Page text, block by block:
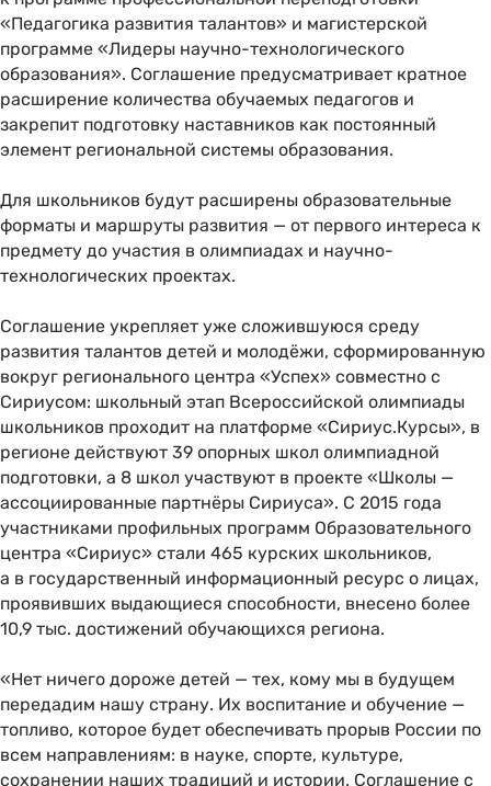
«Педагогика развития талантов» и магистерской
программе «Лидеры научно-технологического
образования». Соглашение предусматривает кратное
расширение количества обучаемых педагогов и
закрепит подготовку наставников как постоянный
элемент региональной системы образования.
Для школьников будут расширены образовательные
форматы и маршруты развития — от первого интереса к
предмету до участия в олимпиадах и научно-
технологических проектах.
Соглашение укрепляет уже сложившуюся среду
развития талантов детей и молодёжи, сформированную
вокруг регионального центра «Успех» совместно с
Сириусом: школьный этап Всероссийской олимпиады
школьников проходит на платформе «Сириус.Курсы», в
регионе действуют 39 опорных школ олимпиадной
подготовки, а 8 школ участвуют в проекте «Школы —
ассоциированные партнёры Сириуса». С 2015 года
участниками профильных программ Образовательного
центра «Сириус» стали 465 курских школьников,
а в государственный информационный ресурс о лицах,
проявивших выдающиеся способности, внесено более
10,9 тыс. достижений обучающихся региона.
«Нет ничего дороже детей — тех, кому мы в будущем
передадим нашу страну. Их воспитание и обучение —
топливо, которое будет обеспечивать прорыв России по
всем направлениям: в науке, спорте, культуре,
сохранении наших традиций и истории. Соглашение с